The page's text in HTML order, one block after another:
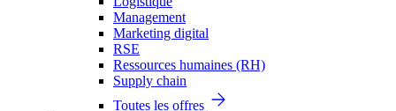
Management
Marketing digital
RSE
Ressources humaines (RH)
Supply chain
Toutes les offres